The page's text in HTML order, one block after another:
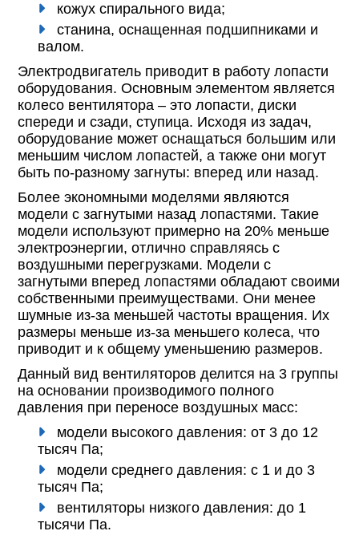
кожух спирального вида;
станина, оснащенная подшипниками и
валом.
Электродвигатель приводит в работу лопасти
оборудования. Основным элементом является
колесо вентилятора – это лопасти, диски
спереди и сзади, ступица. Исходя из задач,
оборудование может оснащаться большим или
меньшим числом лопастей, а также они могут
быть по-разному загнуты: вперед или назад.
Более экономными моделями являются
модели с загнутыми назад лопастями. Такие
модели используют примерно на 20% меньше
электроэнергии, отлично справляясь с
воздушными перегрузками. Модели с
загнутыми вперед лопастями обладают своими
собственными преимуществами. Они менее
шумные из-за меньшей частоты вращения. Их
размеры меньше из-за меньшего колеса, что
приводит и к общему уменьшению размеров.
Данный вид вентиляторов делится на 3 группы
на основании производимого полного
давления при переносе воздушных масс:
модели высокого давления: от 3 до 12
тысяч Па;
модели среднего давления: с 1 и до 3
тысяч Па;
вентиляторы низкого давления: до 1
тысячи Па.